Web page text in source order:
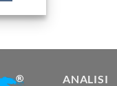
ANALISI